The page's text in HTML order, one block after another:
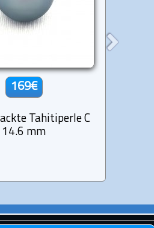
169€
Tahitiperle C
14.6 mm